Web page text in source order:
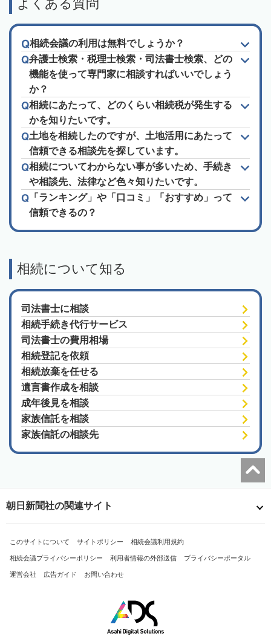
よくある質問
相続会議の利用は無料でしょうか？
弁護士検索・税理士検索・司法書士検索、どの
機能を使って専門家に相談すればいいでしょう
か？
相続にあたって、どのくらい相続税が発生する
かを知りたいです。
土地を相続したのですが、土地活用にあたって
信頼できる相談先を探しています。
相続についてわからない事が多いため、手続き
や相談先、法律など色々知りたいです。
「ランキング」や「口コミ」「おすすめ」って
信頼できるの？
相続について知る
司法書士に相談
相続手続き代行サービス
司法書士の費用相場
相続登記を依頼
相続放棄を任せる
遺言書作成を相談
成年後見を相談
家族信託を相談
家族信託の相談先
朝日新聞社の関連サイト
このサイトについて サイトポリシー 相続会議利用規約
相続会議プライバシーポリシー 利用者情報の外部送信 プライバシーポータル
運営会社 広告ガイド お問い合わせ